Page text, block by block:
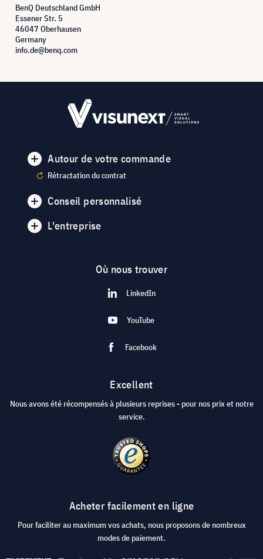
BenQ Deutschland GmbH
Essener Str. 5
46047 Oberhausen
Germany
info.de@benq.com
Autour de votre commande
Rétractation du contrat
Conseil personnalisé
L'entreprise
Où nous trouver
LinkedIn
YouTube
Facebook
Excellent
Nous avons été récompensés à plusieurs reprises - pour nos prix et notre
service.
Acheter facilement en ligne
Pour faciliter au maximum vos achats, nous proposons de nombreux
modes de paiement.